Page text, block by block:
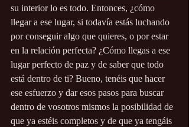
su interior lo es todo. Entonces, ¿cómo
llegar a ese lugar, si todavía estás luchando
por conseguir algo que quieres, o por estar
en la relación perfecta? ¿Cómo llegas a ese
lugar perfecto de paz y de saber que todo
está dentro de ti? Bueno, tenéis que hacer
ese esfuerzo y dar esos pasos para buscar
dentro de vosotros mismos la posibilidad de
que ya estéis completos y de que ya tengáis